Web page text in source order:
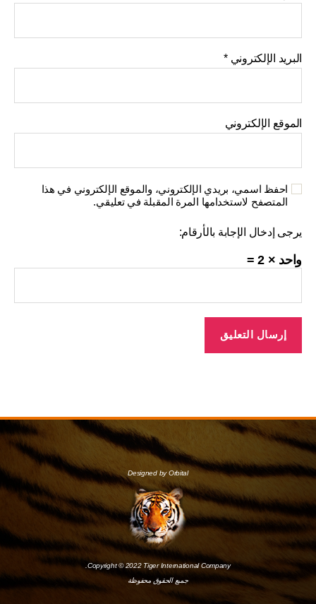
البريد الإلكتروني*
الموقع الإلكتروني
احفظ اسمي، بريدي الإلكتروني، والموقع الإلكتروني في هذا
المتصفح لاستخدامها المرة المقبلة في تعليقي.
يرجى إدخال الإجابة بالأرقام:
واحد × 2 =
Designed by Orbital
Copyright © 2022 Tiger International Company.
جميع الحقوق محفوظة